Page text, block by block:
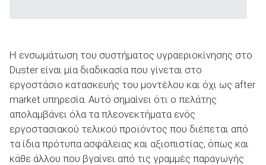
Η ενσωμάτωση του συστήματος υγραεριοκίνησης στο
Duster είναι μία διαδικασία που γίνεται στο
εργοστάσιο κατασκευής του μοντέλου και όχι ως after
market υπηρεσία. Αυτό σημαίνει ότι ο πελάτης
απολαμβάνει όλα τα πλεονεκτήματα ενός
εργοστασιακού τελικού προϊόντος που διέπεται από
τα ίδια πρότυπα ασφάλειας και αξιοπιστίας, όπως και
κάθε άλλου που βγαίνει από τις γραμμές παραγωγής